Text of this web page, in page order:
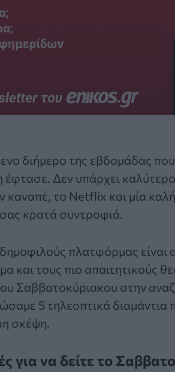
διήμερο της εβδομάδας που
Δεν υπάρχει
καναπέ, το Netflix και μία
κρατά συντροφιά.
πλατφόρμας είναι
και τους πιο απαιτητικούς
Σαββατοκύριακου στην
5 τηλεοπτικά
σκέψη.
για να δείτε το